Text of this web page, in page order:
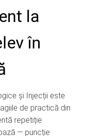
la
în
și Injecții este
de practică din
repetiție
— puncție